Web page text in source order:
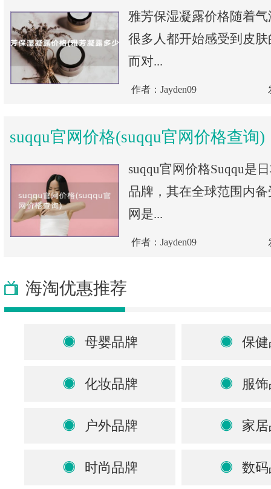
雅芳保湿凝露价格随着
很多人都开始感受到皮
而对...
作者：Jayden09
suqqu官网价格(suqqu官网价格查询)
suqqu官网价格Suqqu是
品牌，其在全球范围内
网是...
作者：Jayden09
海淘优惠推荐
母婴品牌 保
化妆品牌 服
户外品牌 家
时尚品牌 数